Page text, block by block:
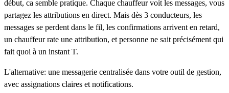
début, ca semble pratique. Chaque chauffeur voit les messages, vous
partagez les attributions en direct. Mais dès 3 conducteurs, les
messages se perdent dans le fil, les confirmations arrivent en retard,
un chauffeur rate une attribution, et personne ne sait précisément qui
fait quoi à un instant T.
L'alternative: une messagerie centralisée dans votre outil de gestion,
avec assignations claires et notifications.